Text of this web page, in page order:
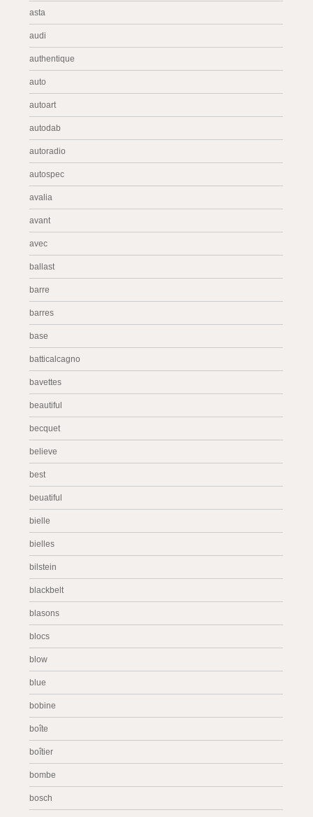
asta
audi
authentique
auto
autoart
autodab
autoradio
autospec
avalia
avant
avec
ballast
barre
barres
base
batticalcagno
bavettes
beautiful
becquet
believe
best
beuatiful
bielle
bielles
bilstein
blackbelt
blasons
blocs
blow
blue
bobine
boîte
boîtier
bombe
bosch